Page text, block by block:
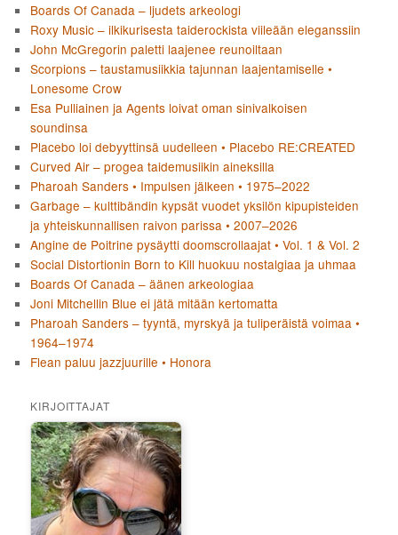
Boards Of Canada – ljudets arkeologi
Roxy Music – ilkikurisesta taiderockista viileään eleganssiin
John McGregorin paletti laajenee reunoiltaan
Scorpions – taustamusiikkia tajunnan laajentamiselle •
Lonesome Crow
Esa Pulliainen ja Agents loivat oman sinivalkoisen
soundinsa
Placebo loi debyyttinsä uudelleen • Placebo RE:CREATED
Curved Air – progea taidemusiikin aineksilla
Pharoah Sanders • Impulsen jälkeen • 1975–2022
Garbage – kulttibändin kypsät vuodet yksilön kipupisteiden
ja yhteiskunnallisen raivon parissa • 2007–2026
Angine de Poitrine pysäytti doomscrollaajat • Vol. 1 & Vol. 2
Social Distortionin Born to Kill huokuu nostalgiaa ja uhmaa
Boards Of Canada – äänen arkeologiaa
Joni Mitchellin Blue ei jätä mitään kertomatta
Pharoah Sanders – tyyntä, myrskyä ja tuliperäistä voimaa •
1964–1974
Flean paluu jazzjuurille • Honora
KIRJOITTAJAT